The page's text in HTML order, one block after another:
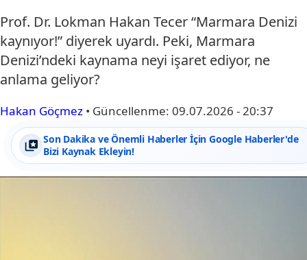
Prof. Dr. Lokman Hakan Tecer “Marmara Denizi
kaynıyor!” diyerek uyardı. Peki, Marmara
Denizi’ndeki kaynama neyi işaret ediyor, ne
anlama geliyor?
Hakan Göçmez • Güncellenme: 09.07.2026 - 20:37
Son Dakika ve Önemli Haberler İçin Google Haberler'de
Bizi Kaynak Ekleyin!